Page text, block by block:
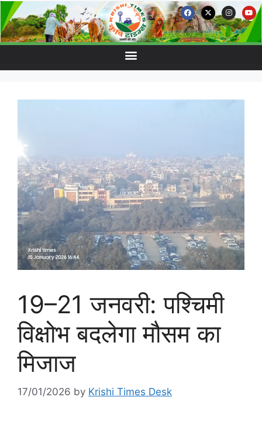
19–21 जनवरी: पश्चिमी
विक्षोभ बदलेगा मौसम का
मिजाज
17/01/2026 by Krishi Times Desk